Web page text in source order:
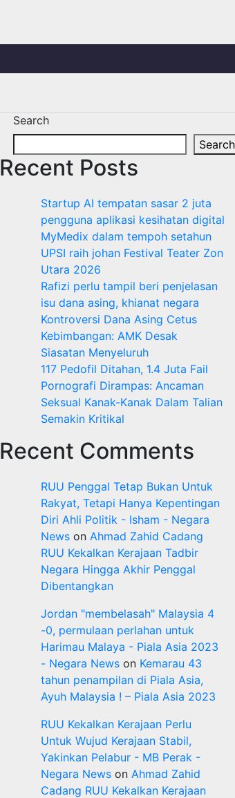
Search
Search
Recent Posts
Startup AI tempatan sasar 2 juta
pengguna aplikasi kesihatan digital
MyMedix dalam tempoh setahun
UPSI raih johan Festival Teater Zon
Utara 2026
Rafizi perlu tampil beri penjelasan
isu dana asing, khianat negara
Kontroversi Dana Asing Cetus
Kebimbangan: AMK Desak
Siasatan Menyeluruh
117 Pedofil Ditahan, 1.4 Juta Fail
Pornografi Dirampas: Ancaman
Seksual Kanak-Kanak Dalam Talian
Semakin Kritikal
Recent Comments
RUU Penggal Tetap Bukan Untuk
Rakyat, Tetapi Hanya Kepentingan
Diri Ahli Politik - Isham - Negara
News on Ahmad Zahid Cadang
RUU Kekalkan Kerajaan Tadbir
Negara Hingga Akhir Penggal
Dibentangkan
Jordan "membelasah" Malaysia 4
-0, permulaan perlahan untuk
Harimau Malaya - Piala Asia 2023
- Negara News on Kemarau 43
tahun penampilan di Piala Asia,
Ayuh Malaysia ! – Piala Asia 2023
RUU Kekalkan Kerajaan Perlu
Untuk Wujud Kerajaan Stabil,
Yakinkan Pelabur - MB Perak -
Negara News on Ahmad Zahid
Cadang RUU Kekalkan Kerajaan